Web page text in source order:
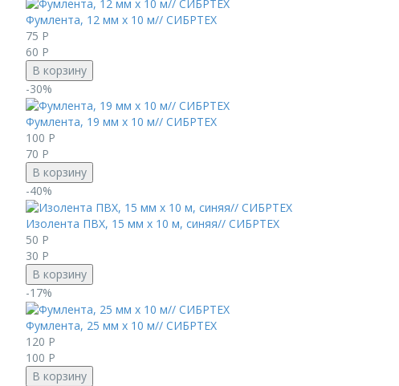
Фумлента, 12 мм х 10 м// СИБРТЕХ
75 Р
60 Р
В корзину
-30%
Фумлента, 19 мм х 10 м// СИБРТЕХ
100 Р
70 Р
В корзину
-40%
Изолента ПВХ, 15 мм х 10 м, синяя// СИБРТЕХ
50 Р
30 Р
В корзину
-17%
Фумлента, 25 мм х 10 м// СИБРТЕХ
120 Р
100 Р
В корзину